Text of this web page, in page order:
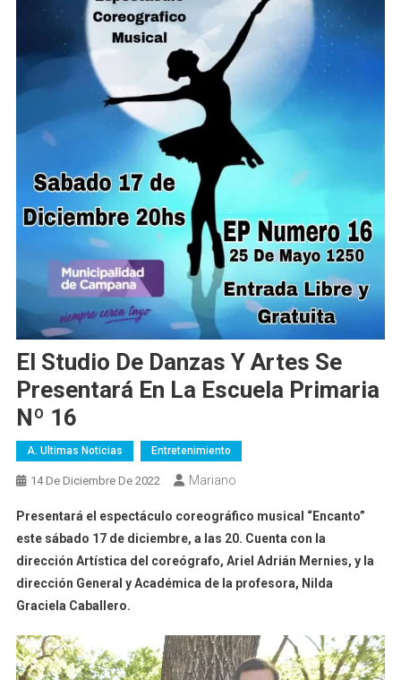
El Studio De Danzas Y Artes Se
Presentará En La Escuela Primaria
Nº 16
A. Ultimas Noticias Entretenimiento
14 De Diciembre De 2022 Mariano
Presentará el espectáculo coreográfico musical “Encanto”
este sábado 17 de diciembre, a las 20. Cuenta con la
dirección Artística del coreógrafo, Ariel Adrián Mernies, y la
dirección General y Académica de la profesora, Nilda
Graciela Caballero.